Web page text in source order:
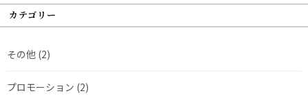
カテゴリー
その他 (2)
プロモーション (2)